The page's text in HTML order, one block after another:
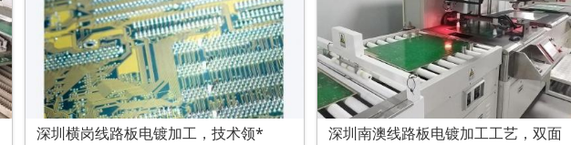
深圳横岗线路板电镀加工，技术领* 深圳南澳线路板电镀加工工艺，双面